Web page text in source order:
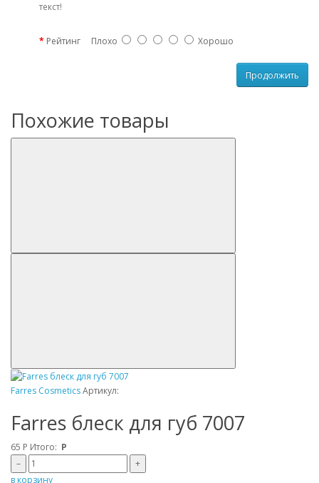
текст!
Рейтинг Плохо Хорошо
Продолжить
Похожие товары
Farres CosmeticsАртикул:
Farres блеск для губ 7007
65 Р Итого: Р
–
+
в корзину